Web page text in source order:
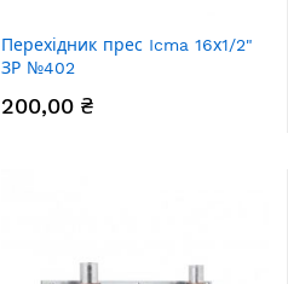
Перехідник прес Icma 16х1/2"
ЗР №402
200,00 ₴